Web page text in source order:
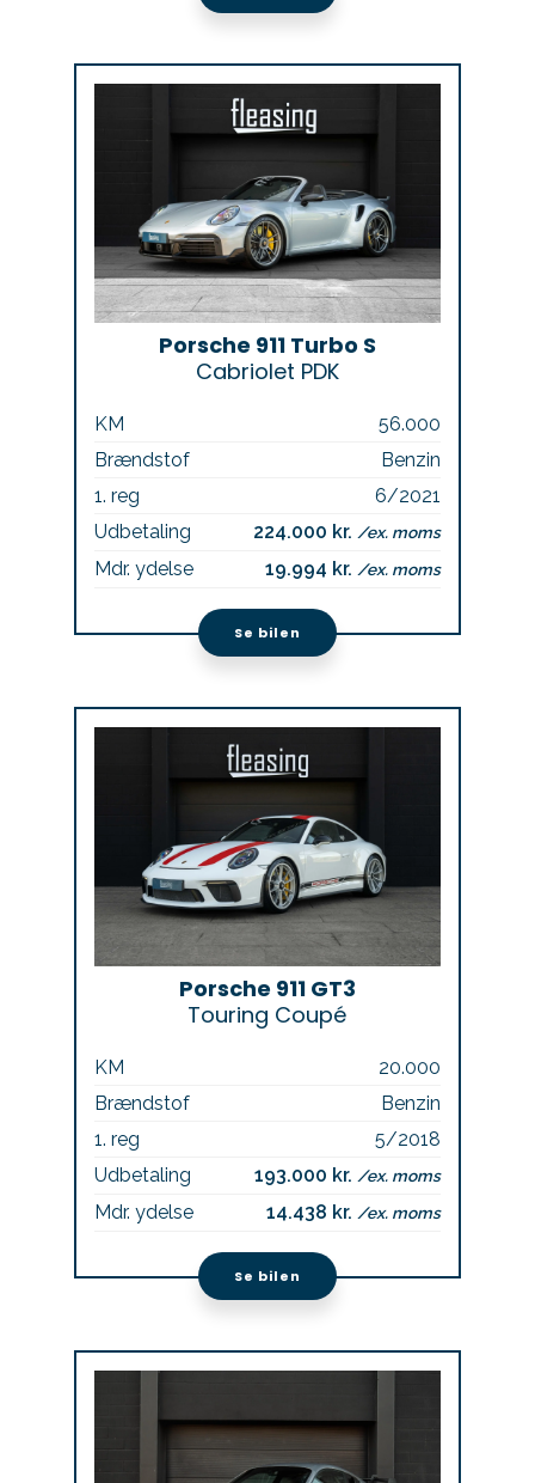
Porsche 911 Turbo S
Cabriolet PDK
KM
56.000
Brændstof
Benzin
1. reg
6/2021
Udbetaling
224.000 kr./ex. moms
Mdr. ydelse 19.994 kr./ex. moms
Se bilen
Porsche 911 GT3
Touring Coupé
KM
20.000
Brændstof
Benzin
1. reg
5/2018
Udbetaling
193.000 kr./ex. moms
Mdr. ydelse 14.438 kr./ex. moms
Se bilen